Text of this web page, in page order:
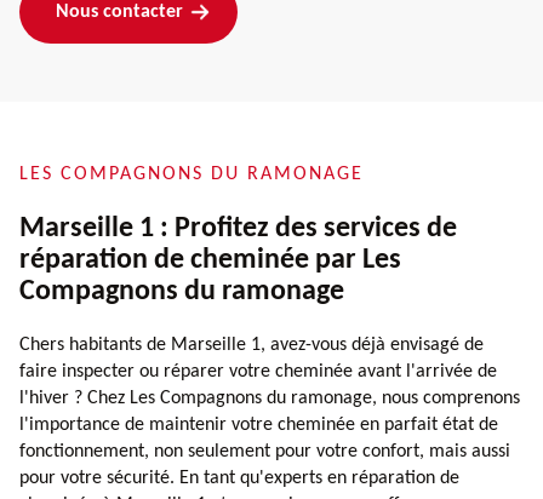
Nous contacter
LES COMPAGNONS DU RAMONAGE
Marseille 1 : Profitez des services de
réparation de cheminée par Les
Compagnons du ramonage
Chers habitants de Marseille 1, avez-vous déjà envisagé de
faire inspecter ou réparer votre cheminée avant l'arrivée de
l'hiver ? Chez Les Compagnons du ramonage, nous comprenons
l'importance de maintenir votre cheminée en parfait état de
fonctionnement, non seulement pour votre confort, mais aussi
pour votre sécurité. En tant qu'experts en réparation de